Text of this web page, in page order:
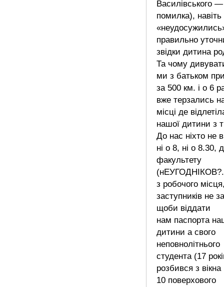
Василівського —
помилка), навіть
правильно
звідки дитина
Та чому
ми з батьком
за 500 км. і о 6
вже терзались
місці де
нашої дитини з
До нас ніхто не
ні о 8, ні о 8.30,
факультету
з робочого
заступників не
щоби віддати
нам паспорта
дитини а свого
неповнолітнього
студента (17
розбився з вікна
10 поверхового